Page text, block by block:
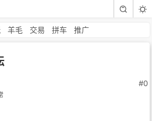
羊毛 交易 拼车 推广
#0